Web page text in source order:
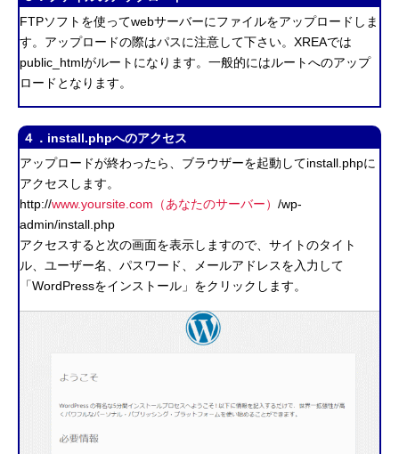
FTPソフトを使ってwebサーバーにファイルをアップロードしま
す。アップロードの際はパスに注意して下さい。XREAでは
public_htmlがルートになります。一般的にはルートへのアップ
ロードとなります。
４．install.phpへのアクセス
アップロードが終わったら、ブラウザーを起動してinstall.phpに
アクセスします。
http://www.yoursite.com（あなたのサーバー） /wp-
admin/install.php
アクセスすると次の画面を表示しますので、サイトのタイト
ル、ユーザー名、パスワード、メールアドレスを入力して
「WordPressをインストール」をクリックします。